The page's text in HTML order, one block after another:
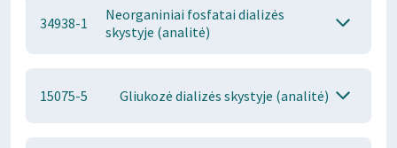
34938-1
Neorganiniai fosfatai dializės
skystyje (analitė)
15075-5 Gliukozė dializės skystyje (analitė)